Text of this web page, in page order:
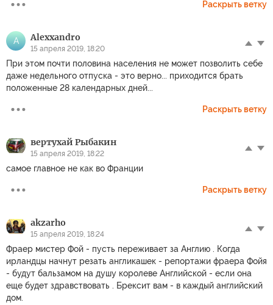
Раскрыть ветку
A Alexxandro
15 апреля 2019, 18:20
При этом почти половина населения не может позволить себе
даже недельного отпуска - это верно... приходится брать
положенные 28 календарных дней...
Раскрыть ветку
вертухай Рыбакин
15 апреля 2019, 18:22
самое главное не как во Франции
Раскрыть ветку
akzarho
15 апреля 2019, 18:24
Фраер мистер Фой - пусть переживает за Англию . Когда
ирландцы начнут резать англикашек - репортажи фраера Фойя
- будут бальзамом на душу королеве Английской - если она
еще будет здравствовать . Брексит вам - в каждый английский
дом.